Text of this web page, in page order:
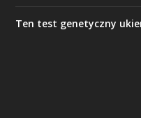
Ten test genetyczny